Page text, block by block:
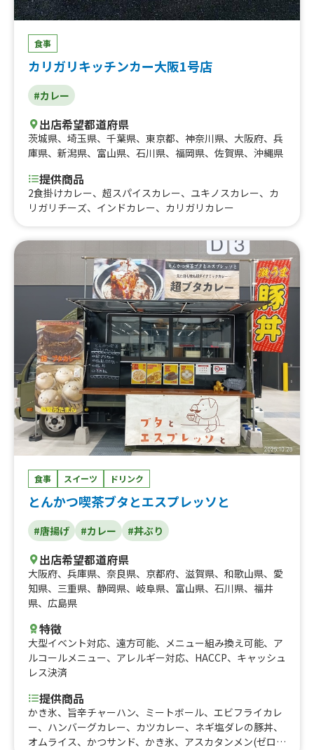
食事
カリガリキッチンカー大阪1号店
#カレー
出店希望都道府県
茨城県、 埼玉県、 千葉県、 東京都、 神奈川県、 大阪府、 兵
庫県、 新潟県、 富山県、 石川県、 福岡県、 佐賀県、 沖縄県
提供商品
2食掛けカレー、超スパイスカレー、ユキノスカレー、カ
リガリチーズ、インドカレー、カリガリカレー
食事 スイーツ ドリンク
とんかつ喫茶ブタとエスプレッソと
#唐揚げ #カレー #丼ぶり
出店希望都道府県
大阪府、 兵庫県、 奈良県、 京都府、 滋賀県、 和歌山県、 愛
知県、 三重県、 静岡県、 岐阜県、 富山県、 石川県、 福井
県、 広島県
特徴
大型イベント対応、 遠方可能、 メニュー組み換え可能、 ア
ルコールメニュー、 アレルギー対応、 HACCP、 キャッシュ
レス決済
提供商品
かき氷、旨辛チャーハン、ミートボール、エビフライカレ
ー、ハンバーグカレー、カツカレー、ネギ塩ダレの豚丼、
オムライス、かつサンド、かき氷、アスカタンメン(ゼロ